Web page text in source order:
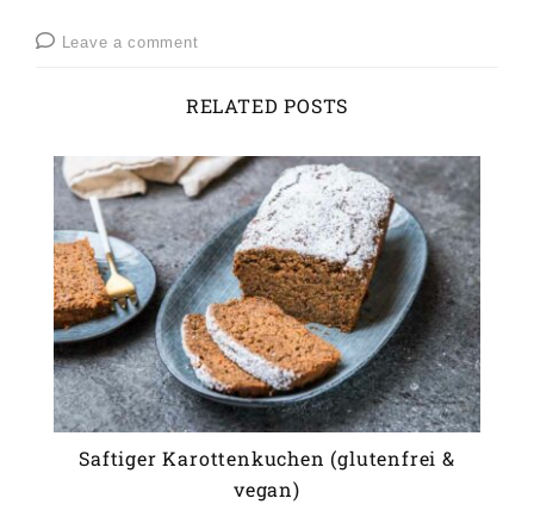
Leave a comment
RELATED POSTS
Saftiger Karottenkuchen (glutenfrei &
vegan)